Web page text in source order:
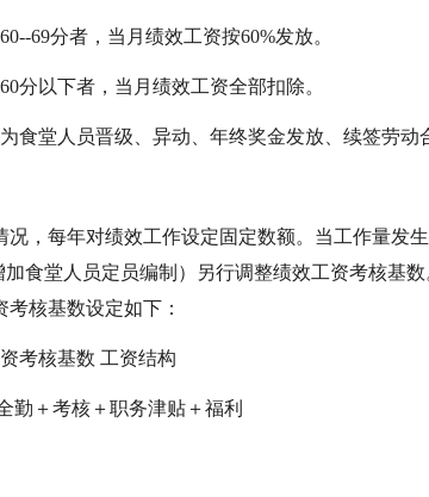
69分者，当月绩效工资按60%发放。
分以下者，当月绩效工资全部扣除。
食堂人员晋级、异动、年终奖金发放、续签劳动
况，每年对绩效工作设定固定数额。当工作量发
加食堂人员定员编制）另行调整绩效工资考核基
核基数设定如下：
考核基数 工资结构
勤＋考核＋职务津贴＋福利